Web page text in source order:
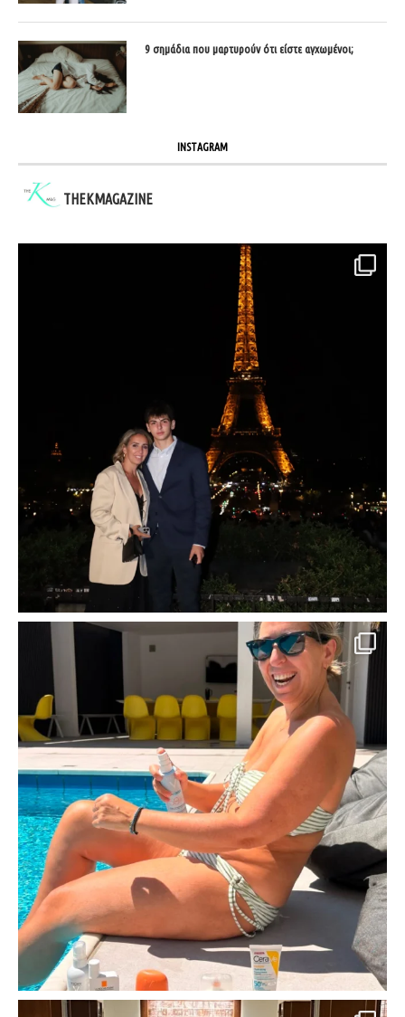
9 σημάδια που μαρτυρούν ότι είστε αγχωμένοι;
INSTAGRAM
THEKMAGAZINE